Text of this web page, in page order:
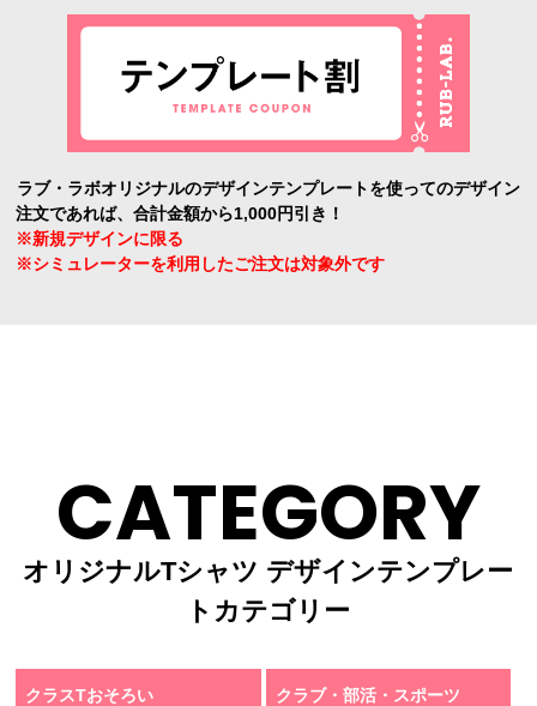
ラブ・ラボオリジナルのデザインテンプレートを使ってのデザイン
注文であれば、合計金額から1,000円引き！
※新規デザインに限る
※シミュレーターを利用したご注文は対象外です
CATEGORY
オリジナルTシャツ デザインテンプレー
トカテゴリー
クラスTおそろい クラブ・部活・スポーツ